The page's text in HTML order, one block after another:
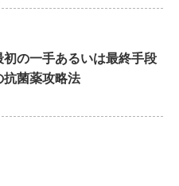
の一手あるいは最終手段
菌薬攻略法